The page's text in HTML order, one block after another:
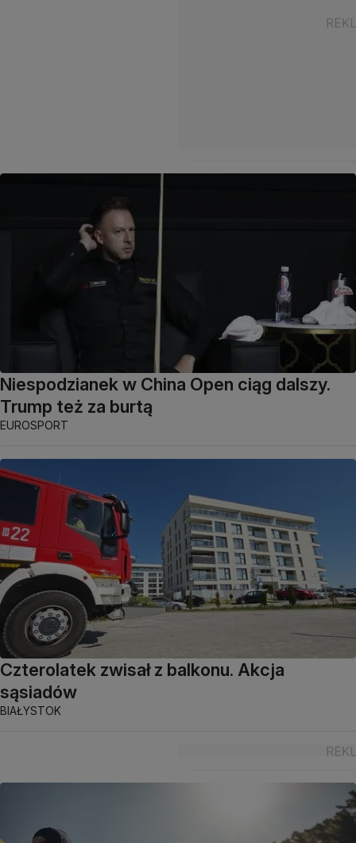
Niespodzianek w China Open ciąg dalszy.
Trump też za burtą
EUROSPORT
Czterolatek zwisał z balkonu. Akcja
sąsiadów
BIAŁYSTOK